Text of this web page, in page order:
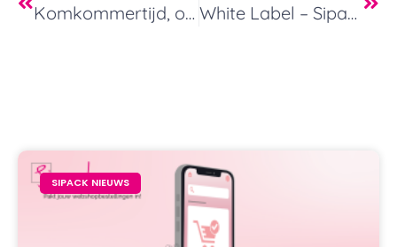
Komkommertijd, of toch niet? White Label – Sipack Webshop Fulfilment
SIPACK NIEUWS